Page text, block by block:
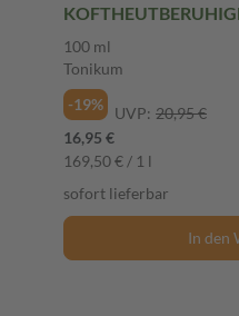
TONIKUM 100 ml
100 ml
Tonikum
-19%
UVP: 20,95 €
16,95 €
169,50 € / 1 l
sofort lieferbar
In den